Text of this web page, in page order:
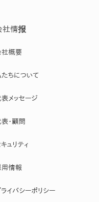
社情报
社概要
たちについて
メッセージ
・顧問
ュリティ
用情報
ライバシーポリシー